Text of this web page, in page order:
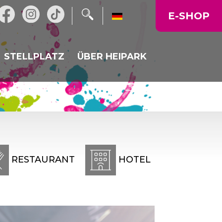
STELLPLATZ ÜBER HEIPARK
NACHRICHTEN
BETRIEBSZEIT
FIRMENVERANSTALTUNGEN
, FEIERN
GALERIE
ANFAHRT ZU UNS
E-SHOP
RESTAURANT HOTEL